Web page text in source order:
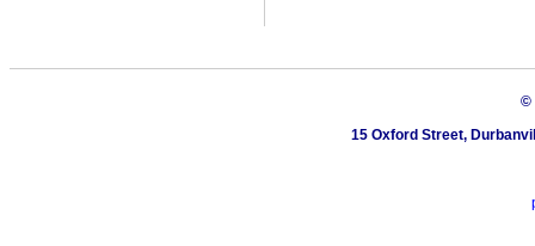
©
15 Oxford Street,